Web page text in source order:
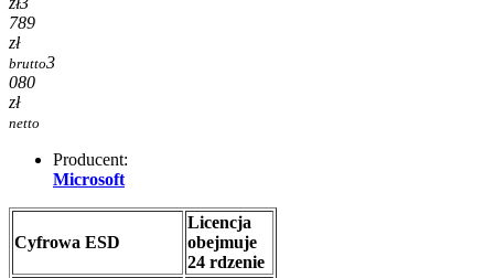
789
zł
brutto3
080
zł
netto
Producent:
Microsoft
Cyfrowa ESD
Licencja
obejmuje
24 rdzenie